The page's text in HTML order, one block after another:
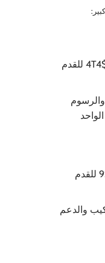
التكلفة المباشرة من المصنع: $3-$4T4 للقدم
السعر النموذجي في السوق: $6-$9 للقدم
والدعم